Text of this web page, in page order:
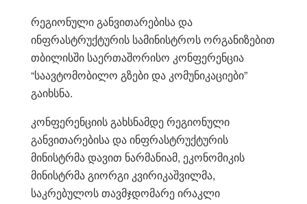
რეგიონული განვითარებისა და
ინფრასტრუქტურის სამინისტროს ორგანიზებით
თბილისში საერთაშორისო კონფერენცია
“საავტომობილო გზები და კომუნიკაციები”
გაიხსნა.
კონფერენციის გახსნამდე რეგიონული
განვითარებისა და ინფრასტრუქტურის
მინისტრმა დავით ნარმანიამ, ეკონომიკის
მინისტრმა გიორგი კვირიკაშვილმა,
საკრებულოს თავმჯდომარე ირაკლი